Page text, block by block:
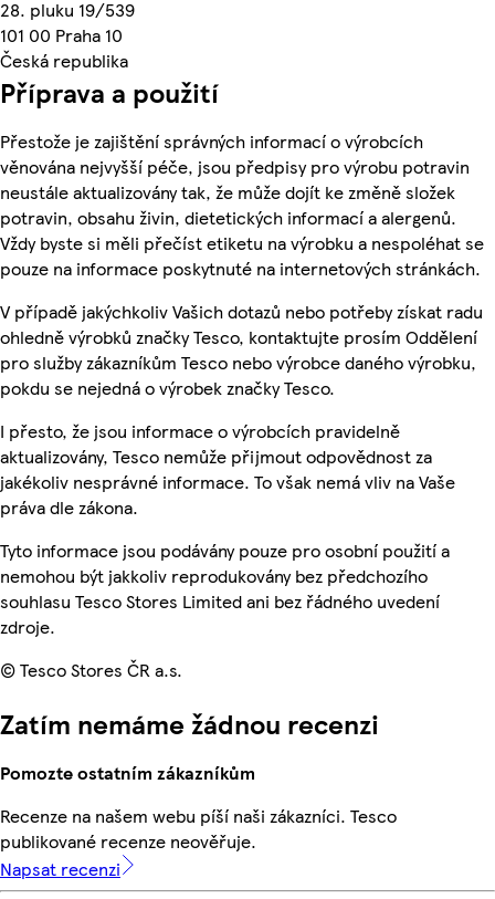
28. pluku 19/539
101 00 Praha 10
Česká republika
Příprava a použití
Přestože je zajištění správných informací o výrobcích
věnována nejvyšší péče, jsou předpisy pro výrobu potravin
neustále aktualizovány tak, že může dojít ke změně složek
potravin, obsahu živin, dietetických informací a alergenů.
Vždy byste si měli přečíst etiketu na výrobku a nespoléhat se
pouze na informace poskytnuté na internetových stránkách.
V případě jakýchkoliv Vašich dotazů nebo potřeby získat radu
ohledně výrobků značky Tesco, kontaktujte prosím Oddělení
pro služby zákazníkům Tesco nebo výrobce daného výrobku,
pokdu se nejedná o výrobek značky Tesco.
I přesto, že jsou informace o výrobcích pravidelně
aktualizovány, Tesco nemůže přijmout odpovědnost za
jakékoliv nesprávné informace. To však nemá vliv na Vaše
práva dle zákona.
Tyto informace jsou podávány pouze pro osobní použití a
nemohou být jakkoliv reprodukovány bez předchozího
souhlasu Tesco Stores Limited ani bez řádného uvedení
zdroje.
© Tesco Stores ČR a.s.
Zatím nemáme žádnou recenzi
Pomozte ostatním zákazníkům
Recenze na našem webu píší naši zákazníci. Tesco
publikované recenze neověřuje.
Napsat recenzi